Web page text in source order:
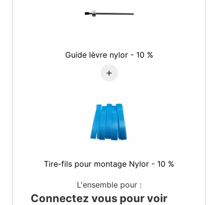
Guide lèvre nylor - 10 %
+
Tire-fils pour montage Nylor - 10 %
L'ensemble pour :
Connectez vous pour voir